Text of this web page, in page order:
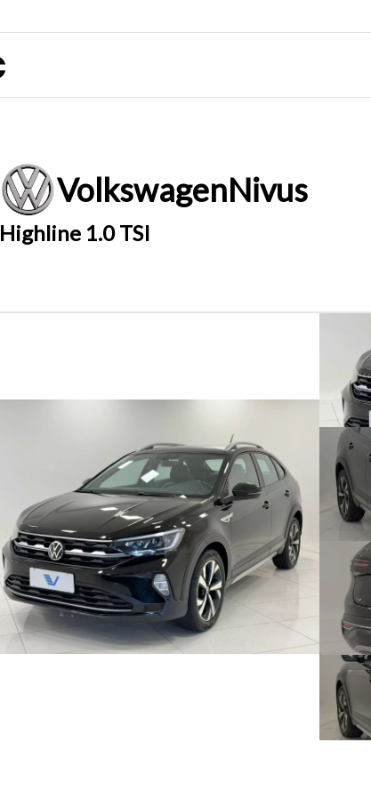
VolkswagenNivus
Highline 1.0 TSI